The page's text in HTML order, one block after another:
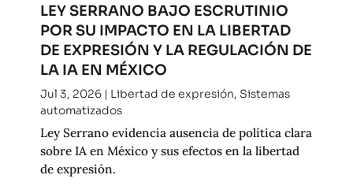
LEY SERRANO BAJO ESCRUTINIO
POR SU IMPACTO EN LA LIBERTAD
DE EXPRESIÓN Y LA REGULACIÓN DE
LA IA EN MÉXICO
Jul 3, 2026| Libertad de expresión, Sistemas
automatizados
Ley Serrano evidencia ausencia de política clara
sobre IA en México y sus efectos en la libertad
de expresión.